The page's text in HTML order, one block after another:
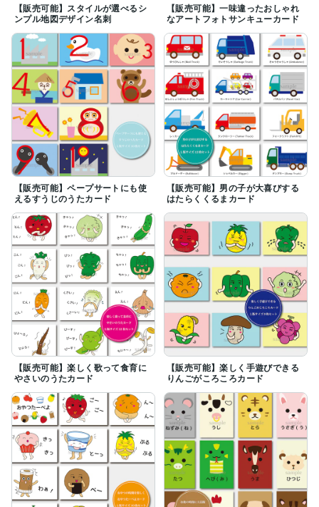
【販売可能】スタイルが選べるシ
ンプル地図デザイン名刺
【販売可能】一味違ったおしゃれ
なアートフォトサンキューカード
【販売可能】ペープサートにも使
えるすうじのうたカード
【販売可能】男の子が大喜びする
はたらくくるまカード
【販売可能】楽しく歌って食育に
やさいのうたカード
【販売可能】楽しく手遊びできる
りんごがころころカード